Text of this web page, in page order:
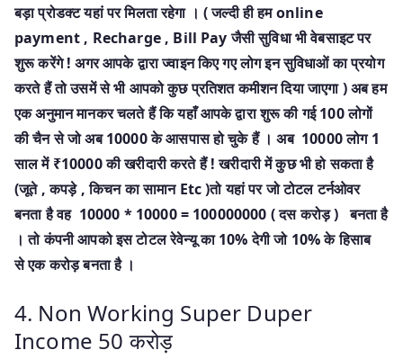
बड़ा प्रोडक्ट यहां पर मिलता रहेगा । ( जल्दी ही हम online
payment , Recharge , Bill Pay जैसी सुविधा भी वेबसाइट पर
शुरू करेंगे ! अगर आपके द्वारा ज्वाइन किए गए लोग इन सुविधाओं का प्रयोग
करते हैं तो उसमें से भी आपको कुछ प्रतिशत कमीशन दिया जाएगा ) अब हम
एक अनुमान मानकर चलते हैं कि यहाँ आपके द्वारा शुरू की गई 100 लोगों
की चैन से जो अब 10000 के आसपास हो चुके हैं । अब 10000 लोग 1
साल में ₹10000 की खरीदारी करते हैं ! खरीदारी में कुछ भी हो सकता है
(जूते , कपड़े , किचन का सामान Etc )तो यहां पर जो टोटल टर्नओवर
बनता है वह 10000 * 10000 = 100000000 ( दस करोड़ ) बनता है
। तो कंपनी आपको इस टोटल रेवेन्यू का 10% देगी जो 10% के हिसाब
से एक करोड़ बनता है ।
4. Non Working Super Duper
Income 50 करोड़